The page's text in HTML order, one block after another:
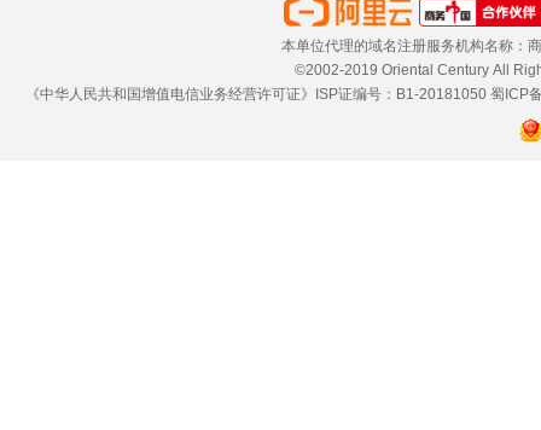
本单位代理的域名注册服务机构名称：
©2002-2019 Oriental Century All
《中华人民共和国增值电信业务经营许可证》ISP证编号：B1-20181050 蜀ICP